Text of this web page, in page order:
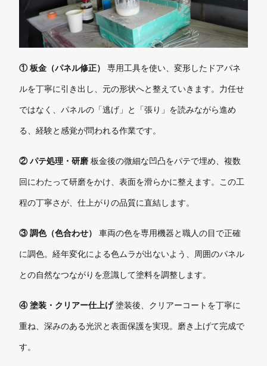
① 板金（パネル修正） 専用工具を使い、変形したドアパネ
ルを丁寧に引き出し、元の形状へと整えていきます。力任せ
ではなく、パネルの「逃げ」と「張り」を読みながら進め
る、経験と感覚が問われる作業です。
② パテ処理・研磨 板金後の微細な凹凸をパテで埋め、複数
回にわたって研磨をかけ、表面を滑らかに整えます。この工
程の丁寧さが、仕上がりの品質に直結します。
③ 調色（色合わせ） 車両の色を専用機器と職人の目で正確
に調色。経年変化による色ムラが出ないよう、周囲のパネル
との自然なつながりを意識して塗料を調整します。
④ 塗装・クリアー仕上げ塗装後、クリアーコートを丁寧に
重ね、深みのある光沢と表面保護を実現。磨き上げて完成で
す。